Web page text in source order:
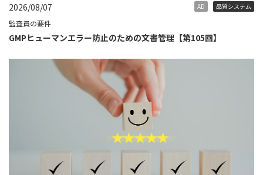
2026/08/07 AD 品質システム
監査員の要件
GMPヒューマンエラー防止のための文書管理【第105回】